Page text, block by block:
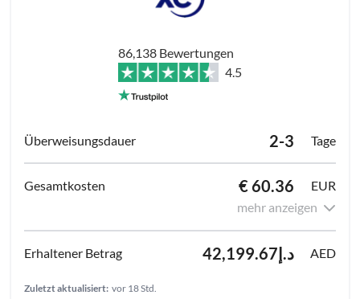
86,138 Bewertungen
4.5
2-3 Tage
€ 60.36
EUR
mehr anzeigen
د.إ42,199.67 AED
Zuletzt aktualisiert: vor 18 Std.